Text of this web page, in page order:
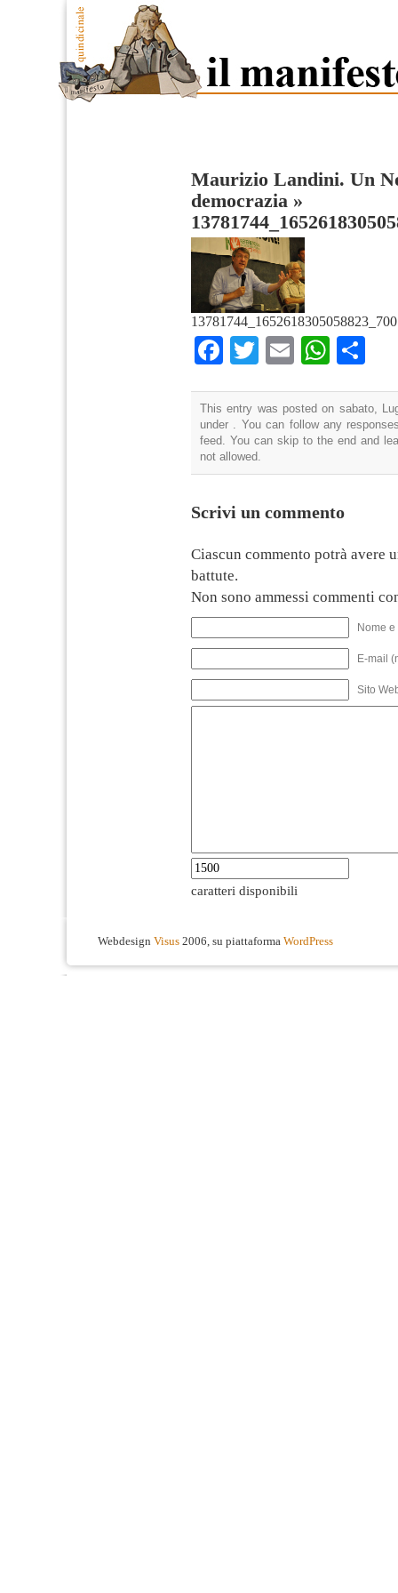
Maurizio Landini. Un
democrazia »
Facebook
TwitterEmail
This entry was posted on sabato,
under . You can follow any
feed. You can skip to the end and
not allowed.
Scrivi un commento
Ciascun commento potrà avere
battute.
Non sono ammessi commenti
Nome
E-mail
Sito
caratteri disponibili
Webdesign Visus 2006, su piattaforma WordPress